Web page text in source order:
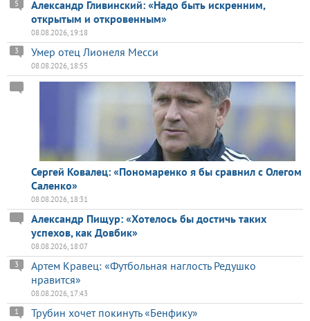
Александр Гливинский: «Надо быть искренним,
открытым и откровенным»
5
08.08.2026, 19:18
Умер отец Лионеля Месси
3
08.08.2026, 18:55
Сергей Ковалец: «Пономаренко я бы сравнил с Олегом
Саленко»
08.08.2026, 18:31
Александр Пищур: «Хотелось бы достичь таких
успехов, как Довбик»
08.08.2026, 18:07
Артем Кравец: «Футбольная наглость Редушко
нравится»
3
08.08.2026, 17:43
Трубин хочет покинуть «Бенфику»
1